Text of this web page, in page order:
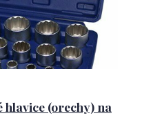
hlavice (orechy) na